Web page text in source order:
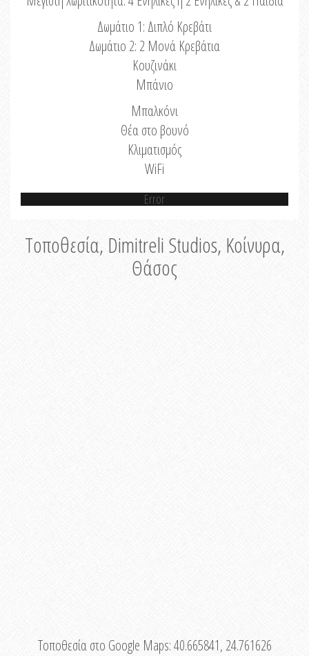
Δωμάτιο 1: Διπλό Κρεβάτι
Δωμάτιο 2: 2 Μονά Κρεβάτια
Κουζινάκι
Μπάνιο
Μπαλκόνι
Θέα στο βουνό
Κλιματισμός
WiFi
Error
Τοποθεσία, Dimitreli Studios, Κοίνυρα,
Θάσος
Τοποθεσία στο Google Maps:40.665841, 24.761626